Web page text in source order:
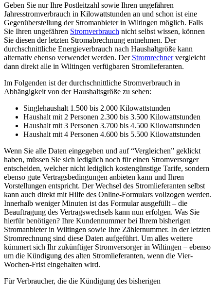
Geben Sie nur Ihre Postleitzahl sowie Ihren ungefähren
Jahresstromverbrauch in Kilowattstunden an und schon ist eine
Gegenüberstellung der Stromanbieter in Wiltingen möglich. Falls
Sie Ihren ungefähren Stromverbrauch nicht selbst wissen, können
Sie diesen der letzten Stromabrechnung entnehmen. Der
durchschnittliche Energieverbrauch nach Haushaltgröße kann
alternativ ebenso verwendet werden. Der Stromrechnervergleicht
dann direkt alle in Wiltingen verfügbaren Stromlieferanten.
Im Folgenden ist der durchschnittliche Stromverbrauch in
Abhängigkeit von der Haushaltsgröße zu sehen:
Singlehaushalt 1.500 bis 2.000 Kilowattstunden
Haushalt mit 2 Personen 2.300 bis 3.500 Kilowattstunden
Haushalt mit 3 Personen 3.700 bis 4.500 Kilowattstunden
Haushalt mit 4 Personen 4.600 bis 5.500 Kilowattstunden
Wenn Sie alle Daten eingegeben und auf “Vergleichen” geklickt
haben, müssen Sie sich lediglich noch für einen Stromversorger
entscheiden, welcher nicht lediglich kostengünstige Tarife, sondern
ebenso gute Vertragsbedingungen anbieten kann und Ihren
Vorstellungen entspricht. Der Wechsel des Stromlieferanten selbst
kann auch direkt mit Hilfe des Online-Formulars vollzogen werden.
Innerhalb weniger Minuten ist das Formular ausgefüllt – die
Beauftragung des Vertragswechsels kann nun erfolgen. Was Sie
hierfür benötigen? Ihre Kundennummer bei Ihrem bisherigen
Stromanbieter in Wiltingen sowie Ihre Zählernummer. In der letzten
Stromrechnung sind diese Daten aufgeführt. Um alles weitere
kümmert sich Ihr zukünftiger Stromversorger in Wiltingen – ebenso
um die Kündigung des alten Stromlieferanten, wenn die Vier-
Wochen-Frist eingehalten wird.
Für Verbraucher, die die Kündigung des bisherigen